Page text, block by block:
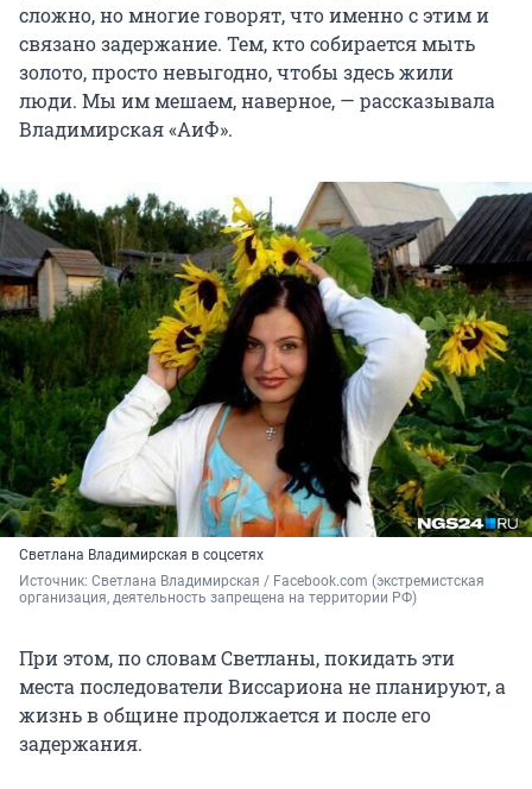
сложно, но многие говорят, что именно с этим и
связано задержание. Тем, кто собирается мыть
золото, просто невыгодно, чтобы здесь жили
люди. Мы им мешаем, наверное, — рассказывала
Владимирская «АиФ».
Светлана Владимирская в соцсетях
Источник: Светлана Владимирская / Facebook.com (экстремистская
организация, деятельность запрещена на территории РФ)
При этом, по словам Светланы, покидать эти
места последователи Виссариона не планируют, а
жизнь в общине продолжается и после его
задержания.